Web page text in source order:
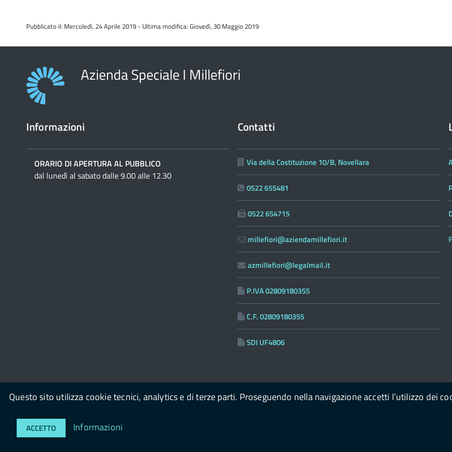
Pubblicato il: Mercoledì, 24 Aprile 2019 - Ultima modifica: Giovedì, 30 Maggio 2019
Azienda Speciale I Millefiori
Informazioni
ORARIO DI APERTURA AL PUBBLICO
dal lunedì al sabato dalle 9.00 alle 12.30
Contatti
Via della Costituzione 10/B, Novellara
0522 655481
0522 654715
millefiori@aziendamillefiori.it
azmillefiori@legalmail.it
P.IVA 02809180355
C.F. 02809180355
SDI UF4806
Questo sito utilizza cookie tecnici, analytics e di terze parti. Proseguendo nella navigazione accetti l’utilizzo dei
ACCETTO Informazioni